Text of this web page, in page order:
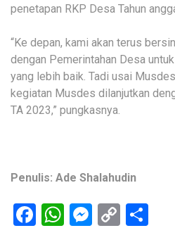
penetapan RKP Desa Tahun
“Ke depan, kami akan terus
dengan Pemerintahan Desa
yang lebih baik. Tadi usai
kegiatan Musdes dilanjutkan
TA 2023,” pungkasnya.
Penulis: Ade Shalahudin
Facebook
WhatsApp
Copy